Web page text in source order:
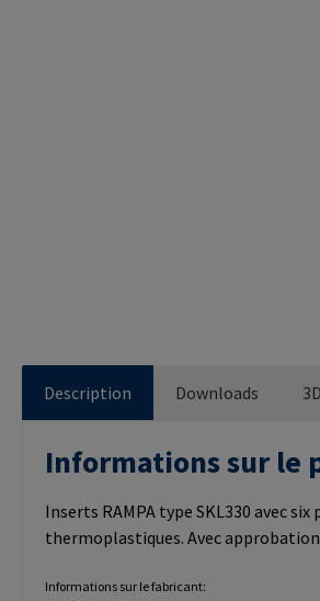
Description Downloads
Informations sur le
Inserts RAMPA type SKL330 avec
thermoplastiques. Avec
Informations sur le fabricant: